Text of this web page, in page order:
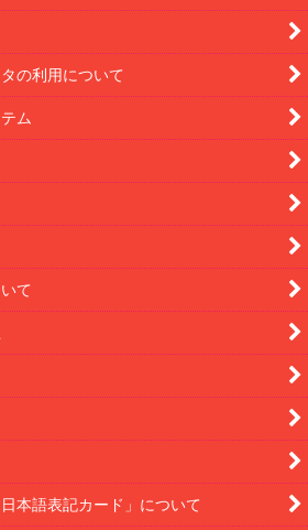
の利用について
ム
て
本語表記カード」について